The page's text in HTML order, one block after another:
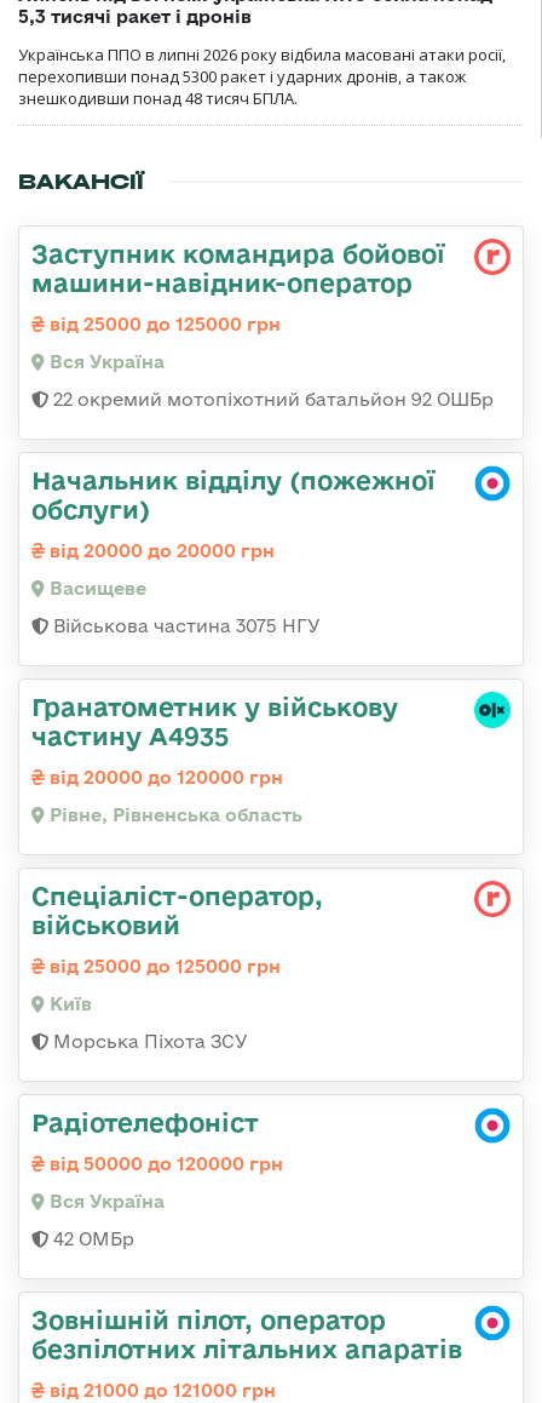
5,3 тисячі ракет і дронів
Українська ППО в липні 2026 року відбила масовані атаки росії,
перехопивши понад 5300 ракет і ударних дронів, а також
знешкодивши понад 48 тисяч БПЛА.
ВАКАНСІЇ
Заступник командира бойової
машини-навідник-оператор
від 25000 до 125000 грн
Вся Україна
22 окремий мотопіхотний батальйон 92 ОШБр
Начальник відділу (пожежної
обслуги)
від 20000 до 20000 грн
Васищеве
Військова частина 3075 НГУ
Гранатометник у військову
частину А4935
від 20000 до 120000 грн
Рівне, Рівненська область
Спеціаліст-оператор,
військовий
від 25000 до 125000 грн
Київ
Морська Піхота ЗСУ
Радіотелефоніст
від 50000 до 120000 грн
Вся Україна
42 ОМБр
Зовнішній пілот, оператор
безпілотних літальних апаратів
від 21000 до 121000 грн